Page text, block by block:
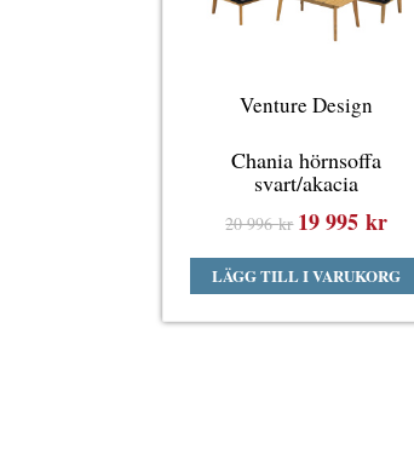
Venture Design
Chania hörnsoffa
svart/akacia
20 996kr Det
priset
19 995krDet
priset
LÄGG TILL I VARUKORG